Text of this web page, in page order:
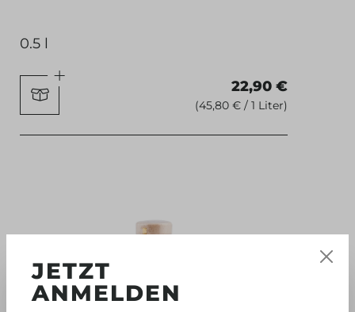
0.5 l
22,90 €
(45,80 € / 1 Liter)
JETZT
ANMELDEN